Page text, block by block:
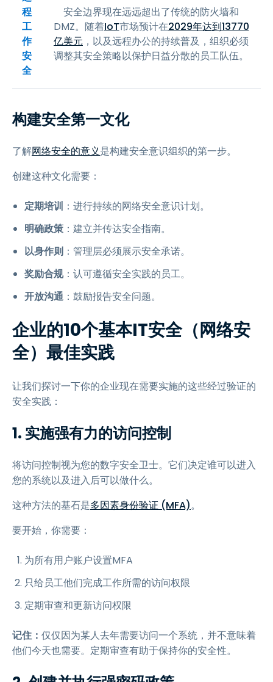
程
工
作
安
全
安全边界现在远远超出了传统的防火墙和
DMZ。随着IoT市场预计在2029年达到13770
亿美元 ，以及远程办公的持续普及，组织必须
调整其安全策略以保护日益分散的员工队伍。
构建安全第一文化
了解网络安全的意义是构建安全意识组织的第一步。
创建这种文化需要：
定期培训 ：进行持续的网络安全意识计划。
明确政策 ：建立并传达安全指南。
以身作则 ：管理层必须展示安全承诺。
奖励合规：认可遵循安全实践的员工。
开放沟通 ：鼓励报告安全问题。
企业的10个基本IT安全（网络安
全）最佳实践
让我们探讨一下你的企业现在需要实施的这些经过验证的
安全实践：
1. 实施强有力的访问控制
将访问控制视为您的数字安全卫士。它们决定谁可以进入
您的系统以及进入后可以做什么。
这种方法的基石是多因素身份验证 (MFA)。
要开始，你需要：
为所有用户账户设置MFA
只给员工他们完成工作所需的访问权限
定期审查和更新访问权限
记住： 仅仅因为某人去年需要访问一个系统，并不意味着
他们今天也需要。定期审查有助于保持你的安全性。